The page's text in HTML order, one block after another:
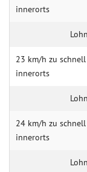
innerorts
23 km/h zu schnell
innerorts
24 km/h zu schnell
innerorts